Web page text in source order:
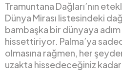
Tramuntana Dağları’nın
Dünya Mirası listesindeki
bambaşka bir dünyaya adım
hissettiriyor. Palma’ya
olmasına rağmen, her
uzakta hissedeceğiniz